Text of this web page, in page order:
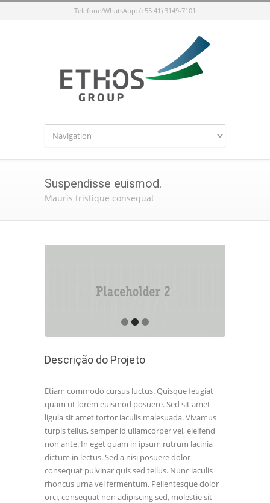
Telefone/WhatsApp: (+55 41) 3149-7101
Suspendisse euismod.
Mauris tristique consequat
Descrição do Projeto
Etiam commodo cursus luctus. Quisque feugiat
quam ut lorem euismod posuere. Sed sit amet
ligula sit amet tortor iaculis malesuada. Vivamus
turpis tellus, semper id ullamcorper vel, eleifend
non ante. In eget quam in ipsum rutrum lacinia
dictum in lectus. Sed a nisi posuere dolor
consequat pulvinar quis sed tellus. Nunc iaculis
rhoncus urna vel fermentum. Pellentesque dolor
orci, consequat non adipiscing sed, molestie sit